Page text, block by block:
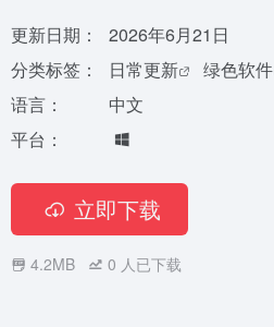
更新日期：
2026年6月21日
分类标签：
日常更新 绿色软件
语言：
中文
平台：
立即下载
4.2MB 0 人已下载